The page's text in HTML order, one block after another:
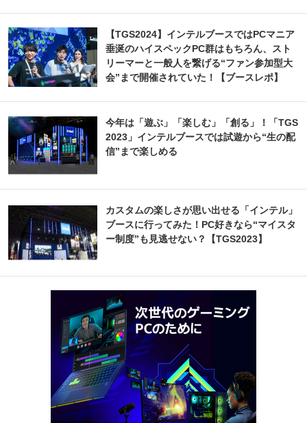
【TGS2024】インテルブースではPCマニア
垂涎のハイスペックPC群はもちろん、スト
リーマーと一般人を繋げる“ファン参加型大
会”まで開催されていた！【ブースレポ】
今年は「遊ぶ」「楽しむ」「創る」！「TGS
2023」インテルブースでは試遊から“生の配
信”まで楽しめる
カスタムの楽しさが思い出せる「インテル」
ブースに行ってみた！PC好きなら“マイスタ
ー制度”も見逃せない？【TGS2023】